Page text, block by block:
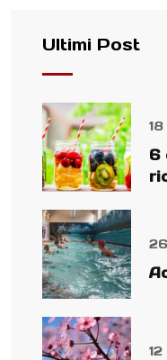
Ultimi Post
6